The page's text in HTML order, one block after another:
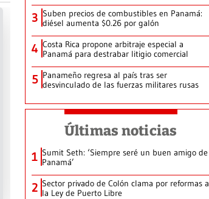
3 Suben precios de combustibles en Panamá:
diésel aumenta $0.26 por galón
4 Costa Rica propone arbitraje especial a
Panamá para destrabar litigio comercial
5 Panameño regresa al país tras ser
desvinculado de las fuerzas militares rusas
Últimas noticias
1 Sumit Seth: ‘Siempre seré un buen amigo de
Panamá’
2 Sector privado de Colón clama por reformas a
la Ley de Puerto Libre